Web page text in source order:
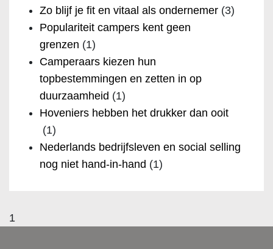
Zo blijf je fit en vitaal als ondernemer (3)
Populariteit campers kent geen
grenzen (1)
Camperaars kiezen hun
topbestemmingen en zetten in op
duurzaamheid (1)
Hoveniers hebben het drukker dan ooit
(1)
Nederlands bedrijfsleven en social selling
nog niet hand-in-hand (1)
1